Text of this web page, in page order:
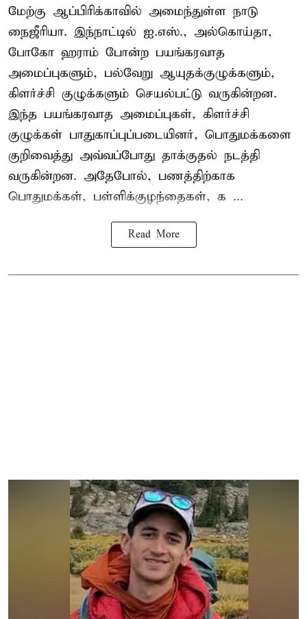
மேற்கு ஆப்பிரிக்காவில் அமைந்துள்ள நாடு
நைஜீரியா. இந்நாட்டில் ஐ.எஸ்., அல்கொய்தா,
போகோ ஹராம் போன்ற பயங்கரவாத
அமைப்புகளும், பல்வேறு ஆயுதக்குழுக்களும்,
கிளர்ச்சி குழுக்களும் செயல்பட்டு வருகின்றன.
இந்த பயங்கரவாத அமைப்புகள், கிளர்ச்சி
குழுக்கள் பாதுகாப்புப்படையினர், பொதுமக்களை
குறிவைத்து அவ்வப்போது தாக்குதல் நடத்தி
வருகின்றன. அதேபோல், பணத்திற்காக
பொதுமக்கள், பள்ளிக்குழந்தைகள், க ...
Read More